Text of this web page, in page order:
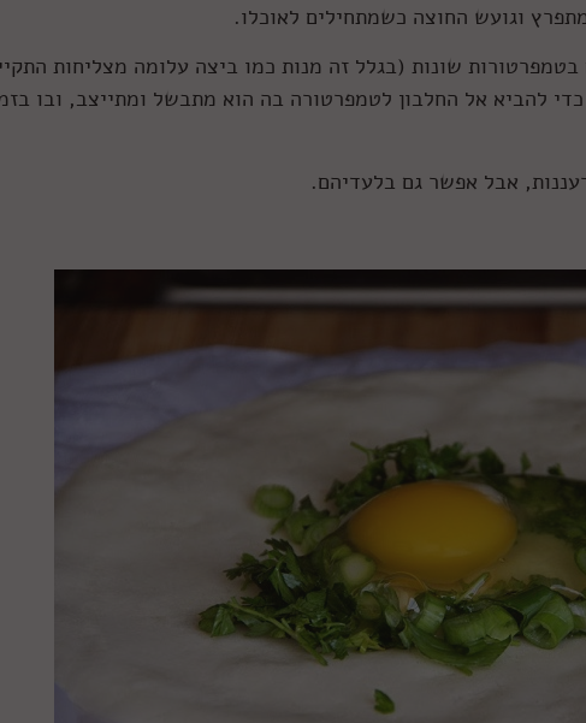
וגועש החוצה כשמתחילים לאוכלו.
שונות (בגלל זה מנות כמו ביצה עלומה מצליחות
להביא אל החלבון לטמפרטורה בה הוא מתבשל ומתייצב, ובו
אבל אפשר גם בלעדיהם.